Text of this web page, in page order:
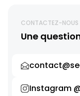
CONTACTEZ-NOUS
Une
Instagram